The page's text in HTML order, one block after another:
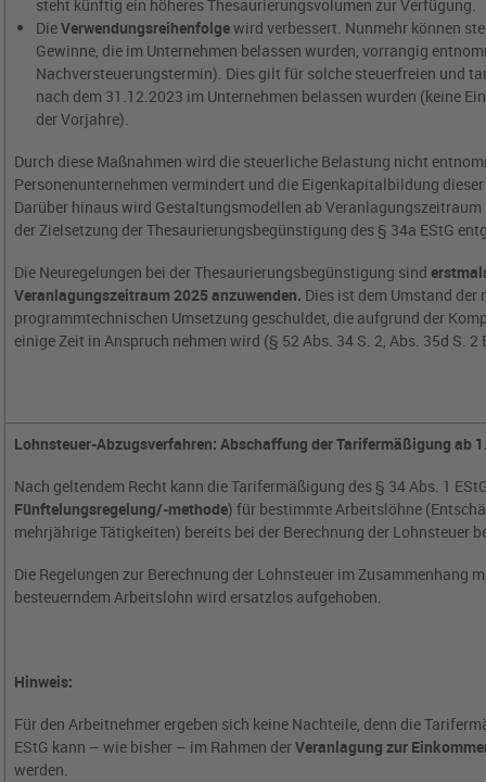
steht künftig ein höheres Thesaurierungsvolumen zur Verfügung.
DieVerwendungsreihenfolgewird verbessert. Nunmehr können
Gewinne, die im Unternehmen belassen wurden, vorrangig
Nachversteuerungstermin). Dies gilt für solche steuerfreien und
nach dem 31.12.2023 im Unternehmen belassen wurden (keine
der Vorjahre).
Durch diese Maßnahmen wird die steuerliche Belastung nicht
Personenunternehmen vermindert und die Eigenkapitalbildung
Darüber hinaus wird Gestaltungsmodellen ab
der Zielsetzung der Thesaurierungsbegünstigung des § 34a EStG
Die Neuregelungen bei der Thesaurierungsbegünstigung sind
Veranlagungszeitraum 2025 anzuwenden. Dies ist dem Umstand der
programmtechnischen Umsetzung geschuldet, die aufgrund der
einige Zeit in Anspruch nehmen wird (§ 52 Abs. 34 S. 2, Abs. 35d S. 2
Lohnsteuer-Abzugsverfahren: Abschaffung der Tarifermäßigung ab
Nach geltendem Recht kann die Tarifermäßigung des § 34 Abs. 1
Fünftelungsregelung/-methode) für bestimmte Arbeitslöhne
mehrjährige Tätigkeiten) bereits bei der Berechnung der Lohnsteuer
Die Regelungen zur Berechnung der Lohnsteuer im Zusammenhang
besteuerndem Arbeitslohn wird ersatzlos aufgehoben.
Hinweis:
Für den Arbeitnehmer ergeben sich keine Nachteile, denn die
EStG kann – wie bisher – im Rahmen derVeranlagung zur
werden.